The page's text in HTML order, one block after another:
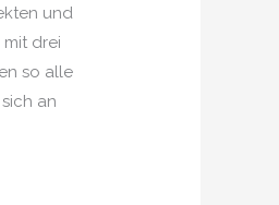
und
drei
so alle
an